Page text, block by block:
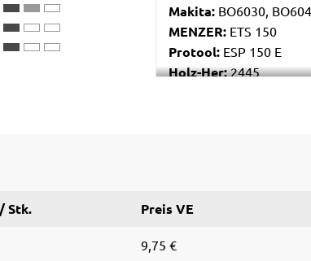
Makita: BO6030,
MENZER: ETS 150
Protool: ESP 150 E
Holz-Her:2445
150/7 E, WTS 150/7 E-
Stk. Preis VE
9,75 €